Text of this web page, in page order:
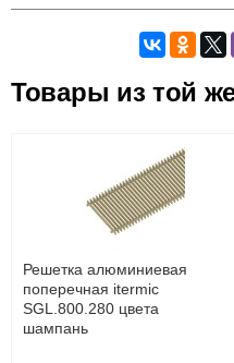
Оставьте отзыв
Доставка сантехники по
Наличный расчёт
Банковской картой
времени
Банковской картой
Интернет-деньгами
Qiwi-кошельки и
Безналичный
подробнее...
Товары из той
Решетка алюминиевая
поперечная itermic
SGL.800.280 цвета
шампань